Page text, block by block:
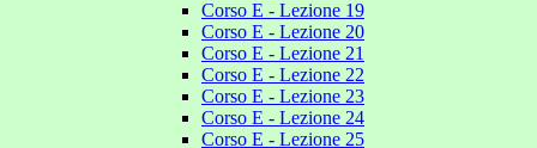
Corso E - Lezione 19
Corso E - Lezione 20
Corso E - Lezione 21
Corso E - Lezione 22
Corso E - Lezione 23
Corso E - Lezione 24
Corso E - Lezione 25